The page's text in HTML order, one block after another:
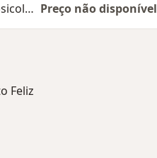
Primeira consulta psicologia Preço não disponível
Feliz